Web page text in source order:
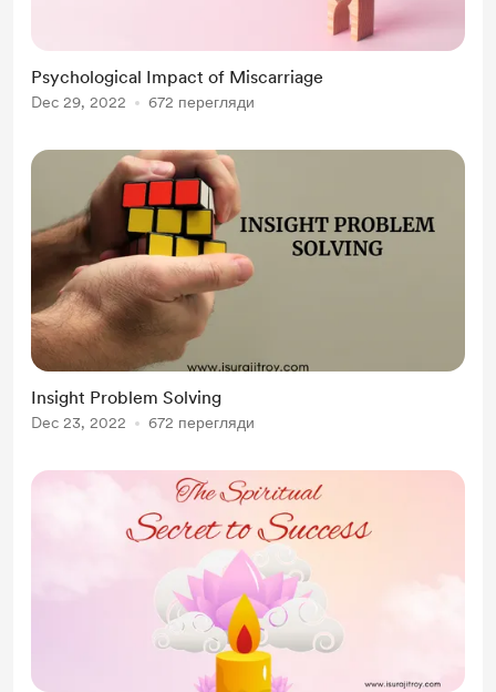
Psychological Impact of Miscarriage
Dec 29, 2022 672 перегляди
Insight Problem Solving
Dec 23, 2022 672 перегляди